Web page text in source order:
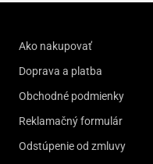
Ako nakupovať
Doprava a platba
Obchodné podmienky
Reklamačný formulár
Odstúpenie od zmluvy